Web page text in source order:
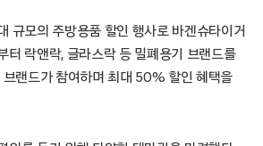
규모의 주방용품 할인 행사로 바겐슈타이거
터 락앤락, 글라스락 등 밀폐용기 브랜드를
랜드가 참여하며 최대 50% 할인 혜택을